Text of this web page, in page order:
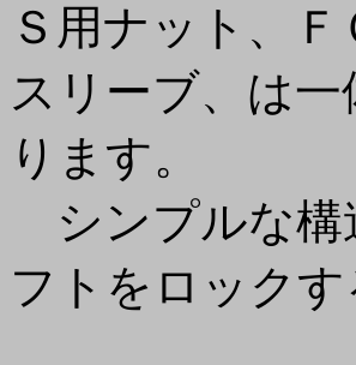
Ｓ用ナット、
スリーブ、は
ります。
シンプルな構
フトをロック